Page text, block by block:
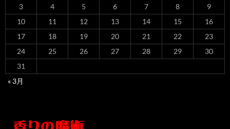
3
4 5 6 7 8
9
10
11 12 13 14 15
16
17
18 19 20 21 22
23
24
25 26 27 28 29
30
31
« 3月